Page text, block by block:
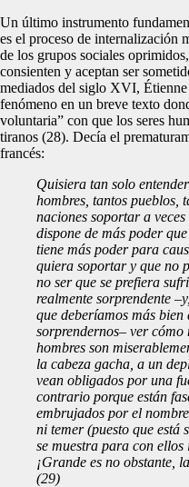
Un último instrumento
es el proceso de internalización
de los grupos sociales
consienten y aceptan ser
mediados del siglo XVI,
fenómeno en un breve texto
voluntaria” con que los seres
tiranos (28). Decía el
francés:
Quisiera tan solo
hombres, tantos pueblos,
naciones soportar a
dispone de más poder
tiene más poder para
quiera soportar y que no
no ser que se prefiera
realmente sorprendente
que deberíamos más
sorprendernos– ver
hombres son
la cabeza gacha, a un
vean obligados por una
contrario porque están
embrujados por el
ni temer (puesto que está
se muestra para con
¡Grande es no obstante,
(29)